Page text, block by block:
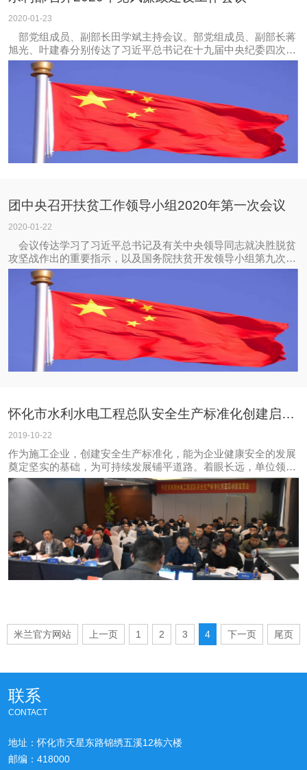
2020-01-23
部党组成员、副部长田学斌主持会议。部党组成员、副部长蒋
旭光、叶建春分别传达了习近平总书记在十九届中央纪委四次全
会上的重要讲话精神和赵乐际同志的工作报告精神。部党组成
员、驻部纪检监察组组长田野对学习贯彻全会精神、抓好2020年
水利纪检工作作出安排部署。副部长陆
团中央召开扶贫工作领导小组2020年第一次会议
2020-01-22
会议传达学习了习近平总书记及有关中央领导同志就决胜脱贫
攻坚战作出的重要指示，以及国务院扶贫开发领导小组第九次会
议、全国扶贫开发工作会议对2020年扶贫工作的部署，强调要按
照习近平总书记关于扶贫工作的重要论述精神，进一步提高政治
站位，切实履行团中央定点扶贫责任
怀化市水利水电工程总队安全生产标准化创建启动暨宣贯会
2019-10-22
作为施工企业，创建安全生产标准化，能为企业健康安全的发展
奠定坚实的基础，为可持续发展铺平道路。着眼长远，单位领导
决定启动创建安全生产标准化，于2019年10月15日召开安全生产
标准化创建启动暨宣贯会，并聘请专家授课。
米兰官方网站 上一页 1 2 3 4 下一页 尾页
联系
CONTACT
地址：怀化市天星东路锦绣五溪12栋六楼
邮编：418000